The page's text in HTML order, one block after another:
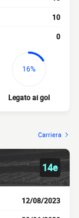
10
0
16%
Legato ai gol
Carriera
14e
12/08/2023